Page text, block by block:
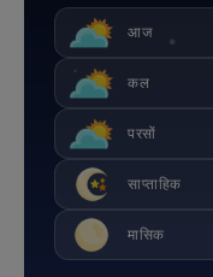
आज
कल
परसों
साप्ताहिक
मासिक